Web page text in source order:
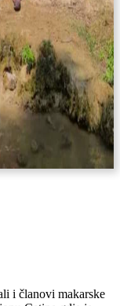
i članovi makarske